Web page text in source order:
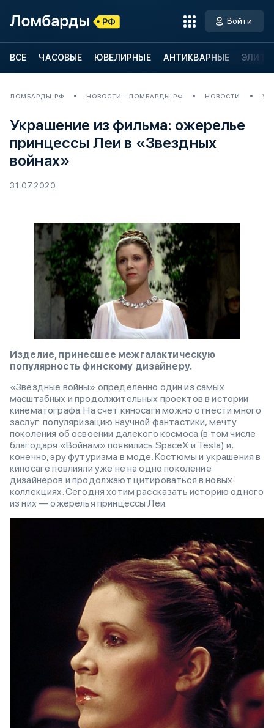
Войти
ВСЕ ЧАСОВЫЕ ЮВЕЛИРНЫЕ АНТИКВАРНЫЕ
ЛОМБАРДЫ.РФ НОВОСТИ - ЛОМБАРДЫ.РФ НОВОСТИ
Украшение из фильма: ожерелье
принцессы Леи в «Звездных
войнах»
31.07.2020
Изделие, принесшее межгалактическую
популярность финскому дизайнеру.
«Звездные войны» определенно один из самых
масштабных и продолжительных проектов в истории
кинематографа. На счет киносаги можно отнести много
заслуг: популяризацию научной фантастики, мечту
поколения об освоении далекого космоса (в том числе
благодаря «Войнам» появились SpaceX и Tesla) и,
конечно, эру футуризма в моде. Костюмы и украшения в
киносаге повлияли уже не на одно поколение
дизайнеров и продолжают цитироваться в новых
коллекциях. Сегодня хотим рассказать историю одного
из них — ожерелья принцессы Леи.